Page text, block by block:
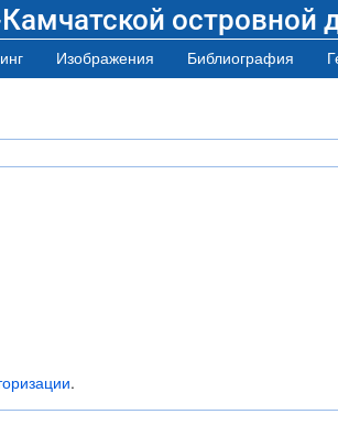
островной
Изображения Библиография
.